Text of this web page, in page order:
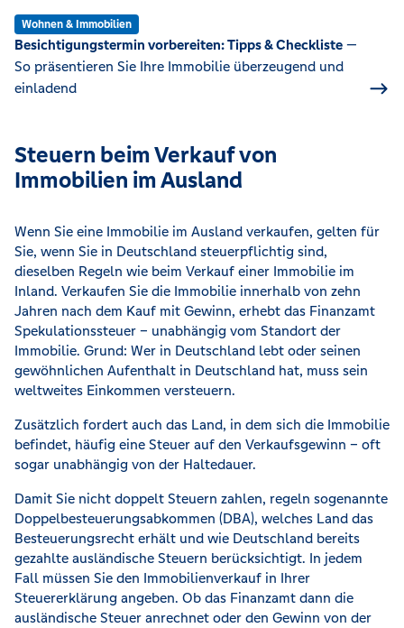
Wohnen & Immobilien
Besichtigungstermin vorbereiten: Tipps & Checkliste —
So präsentieren Sie Ihre Immobilie überzeugend und
einladend
Steuern beim Verkauf von
Immobilien im Ausland
Wenn Sie eine Immobilie im Ausland verkaufen, gelten für
Sie, wenn Sie in Deutschland steuerpflichtig sind,
dieselben Regeln wie beim Verkauf einer Immobilie im
Inland. Verkaufen Sie die Immobilie innerhalb von zehn
Jahren nach dem Kauf mit Gewinn, erhebt das Finanzamt
Spekulationssteuer – unabhängig vom Standort der
Immobilie. Grund: Wer in Deutschland lebt oder seinen
gewöhnlichen Aufenthalt in Deutschland hat, muss sein
weltweites Einkommen versteuern.
Zusätzlich fordert auch das Land, in dem sich die Immobilie
befindet, häufig eine Steuer auf den Verkaufsgewinn – oft
sogar unabhängig von der Haltedauer.
Damit Sie nicht doppelt Steuern zahlen, regeln sogenannte
Doppelbesteuerungsabkommen (DBA), welches Land das
Besteuerungsrecht erhält und wie Deutschland bereits
gezahlte ausländische Steuern berücksichtigt. In jedem
Fall müssen Sie den Immobilienverkauf in Ihrer
Steuererklärung angeben. Ob das Finanzamt dann die
ausländische Steuer anrechnet oder den Gewinn von der